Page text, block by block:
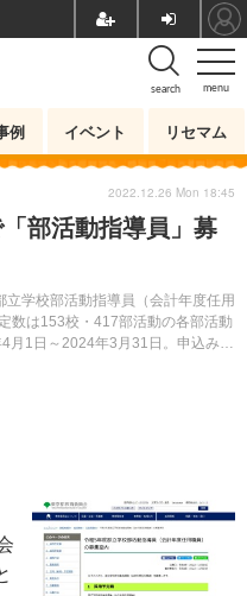
menu
search
例 イベント リセマム
部活動指導員」募
学校部活動指導員（会計年度任用
数は153校・417部活動の各部活動
月1日～2024年3月31日。申込みは
2022.12.26 Mon 18:45